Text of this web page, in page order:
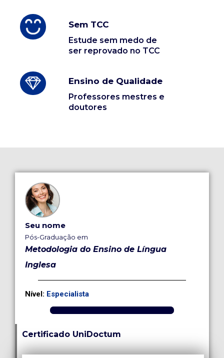
Sem TCC
Estude sem medo de
ser reprovado no TCC
Ensino de Qualidade
Professores mestres e
doutores
Seu nome
Pós-Graduação em
Metodologia do Ensino de Língua
Inglesa
Nível: Especialista
Certificado UniDoctum